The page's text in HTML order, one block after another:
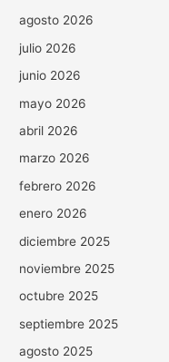
agosto 2026
julio 2026
junio 2026
mayo 2026
abril 2026
marzo 2026
febrero 2026
enero 2026
diciembre 2025
noviembre 2025
octubre 2025
septiembre 2025
agosto 2025